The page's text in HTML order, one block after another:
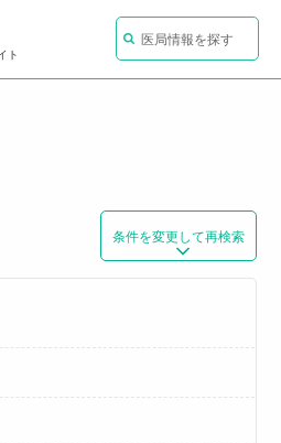
ト
医局情報を探す
条件を変更して再検索